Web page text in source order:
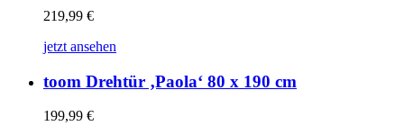
219,99 €
jetzt ansehen
toom Drehtür ‚Paola‘ 80 x 190 cm
199,99 €